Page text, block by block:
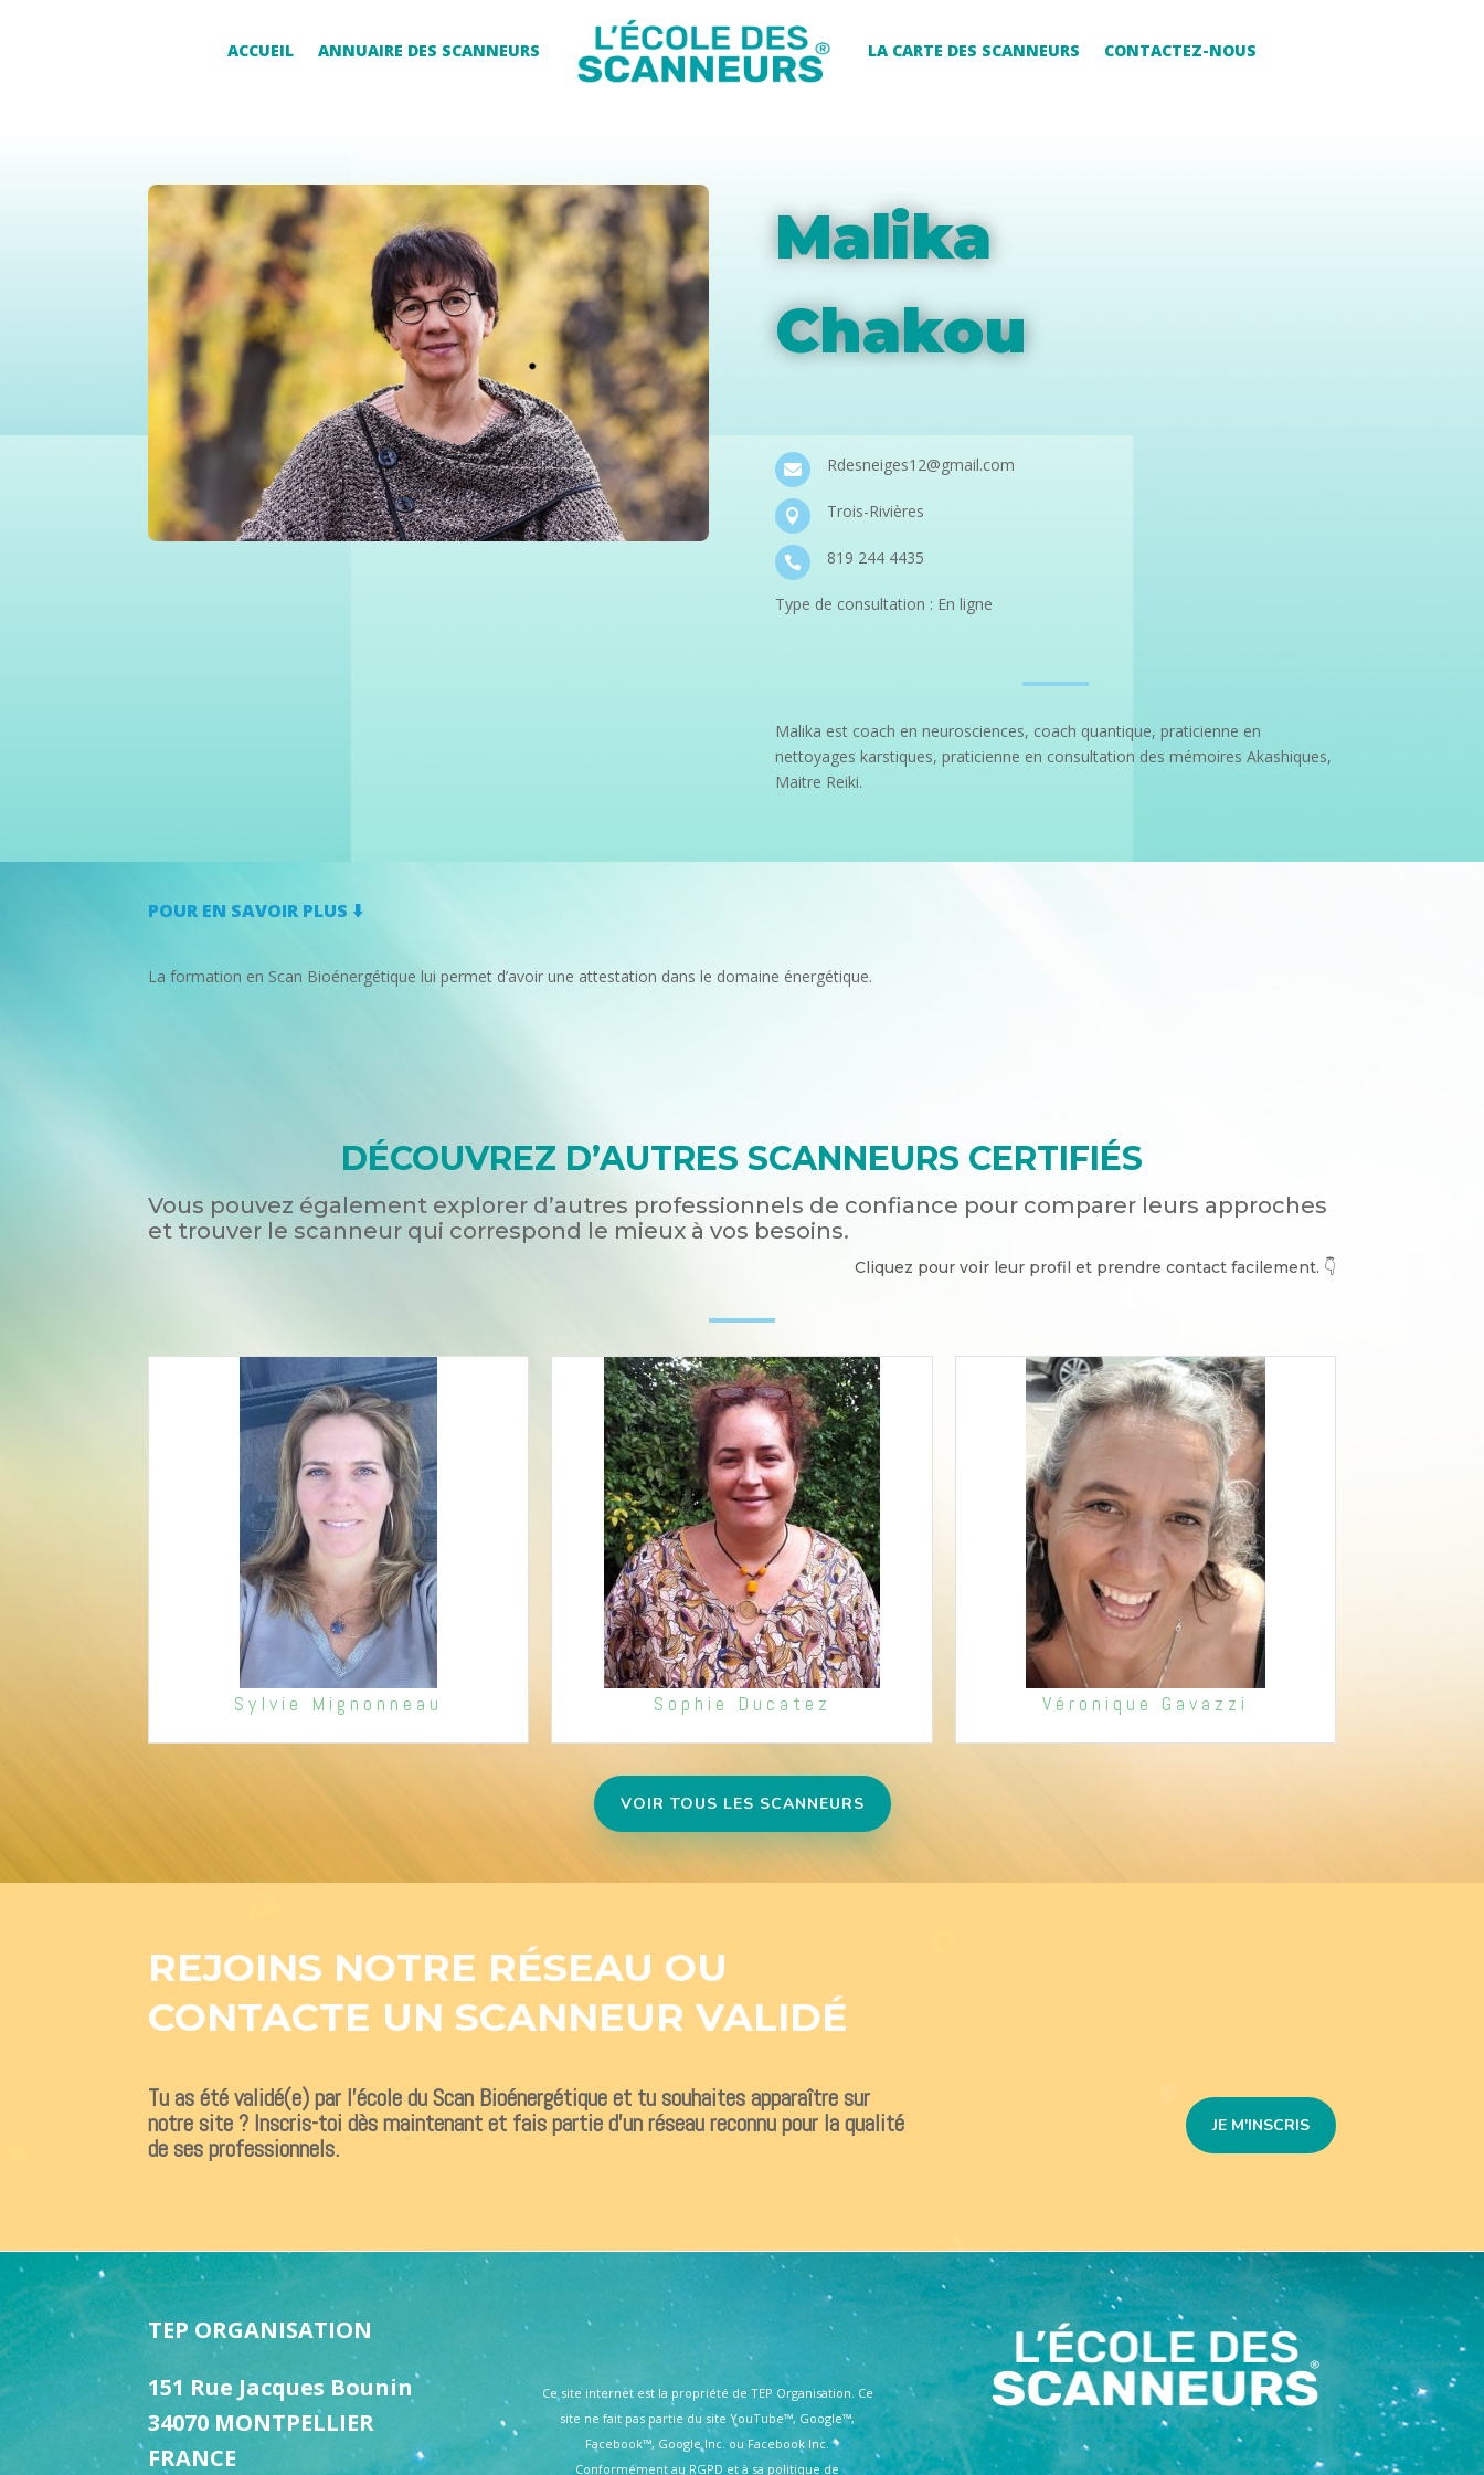
ACCUEIL ANNUAIRE DES SCANNEURS LA CARTE DES SCANNEURS CONTACTEZ-NOUS
Malika
Chakou
 Rdesneiges12@gmail.com
 Trois-Rivières
 819 244 4435
Type de consultation : En ligne
Malika est coach en neurosciences, coach quantique, praticienne en
nettoyages karstiques, praticienne en consultation des mémoires Akashiques,
Maitre Reiki.
POUR EN SAVOIR PLUS ⬇️​
La formation en Scan Bioénergétique lui permet d’avoir une attestation dans le domaine énergétique.
DÉCOUVREZ D’AUTRES SCANNEURS CERTIFIÉS
Vous pouvez également explorer d’autres professionnels de confiance pour comparer leurs approches
et trouver le scanneur qui correspond le mieux à vos besoins.
Cliquez pour voir leur profil et prendre contact facilement. 👇​
Sylvie Mignonneau Sophie Ducatez Véronique Gavazzi
VOIR TOUS LES SCANNEURS
REJOINS NOTRE RÉSEAU OU
CONTACTE UN SCANNEUR VALIDÉ
Tu as été validé(e) par l’école du Scan Bioénergétique et tu souhaites apparaître sur
notre site ? Inscris-toi dès maintenant et fais partie d’un réseau reconnu pour la qualité
de ses professionnels.
JE M'INSCRIS
TEP ORGANISATION
151 Rue Jacques Bounin
34070 MONTPELLIER
FRANCE
Ce site internet est la propriété de TEP Organisation. Ce
site ne fait pas partie du site YouTube™, Google™,
Facebook™, Google Inc. ou Facebook Inc.
Conformément au RGPD et à sa politique de